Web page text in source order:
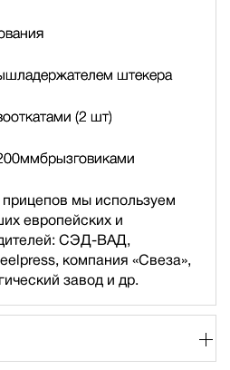
держателем штекера
(2 шт)
брызговиками
мы используем
европейских и
СЭД-ВАД,
компания «Свеза»,
завод и др.